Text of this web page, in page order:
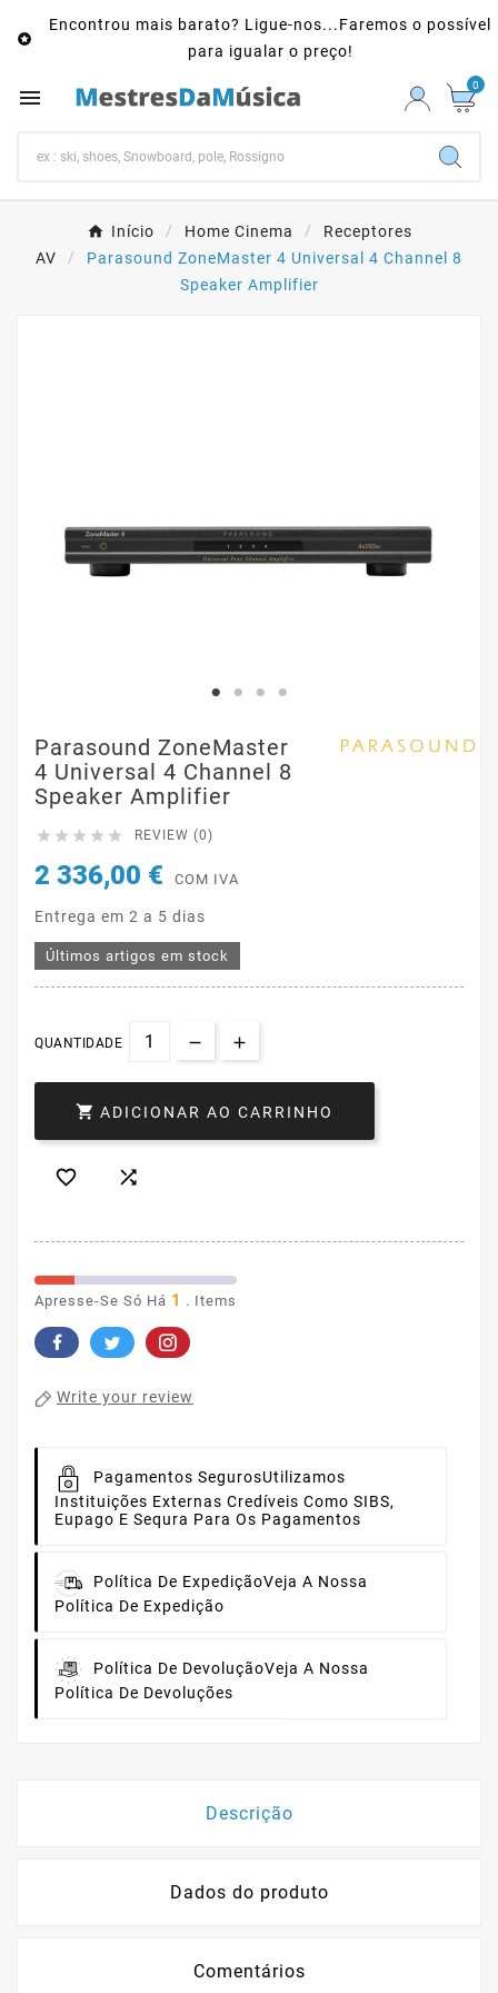

Encontrou mais barato? Ligue-nos...Faremos o possível
para igualar o preço!
 0
Início Home Cinema
Receptores
AV
Parasound ZoneMaster 4 Universal 4 Channel 8
Speaker Amplifier
Parasound ZoneMaster
4 Universal 4 Channel 8
Speaker Amplifier
     REVIEW (0)
2 336,00 € COM IVA
Entrega em 2 a 5 dias
Últimos artigos em stock
QUANTIDADE
 ADICIONAR AO CARRINHO
 
Apresse-Se Só Há 1 . Items
Write your review
Pagamentos SegurosUtilizamos
Instituições Externas Credíveis Como SIBS,
Eupago E Sequra Para Os Pagamentos
Política De ExpediçãoVeja A Nossa
Política De Expedição
Política De DevoluçãoVeja A Nossa
Política De Devoluções
Descrição
Dados do produto
Comentários